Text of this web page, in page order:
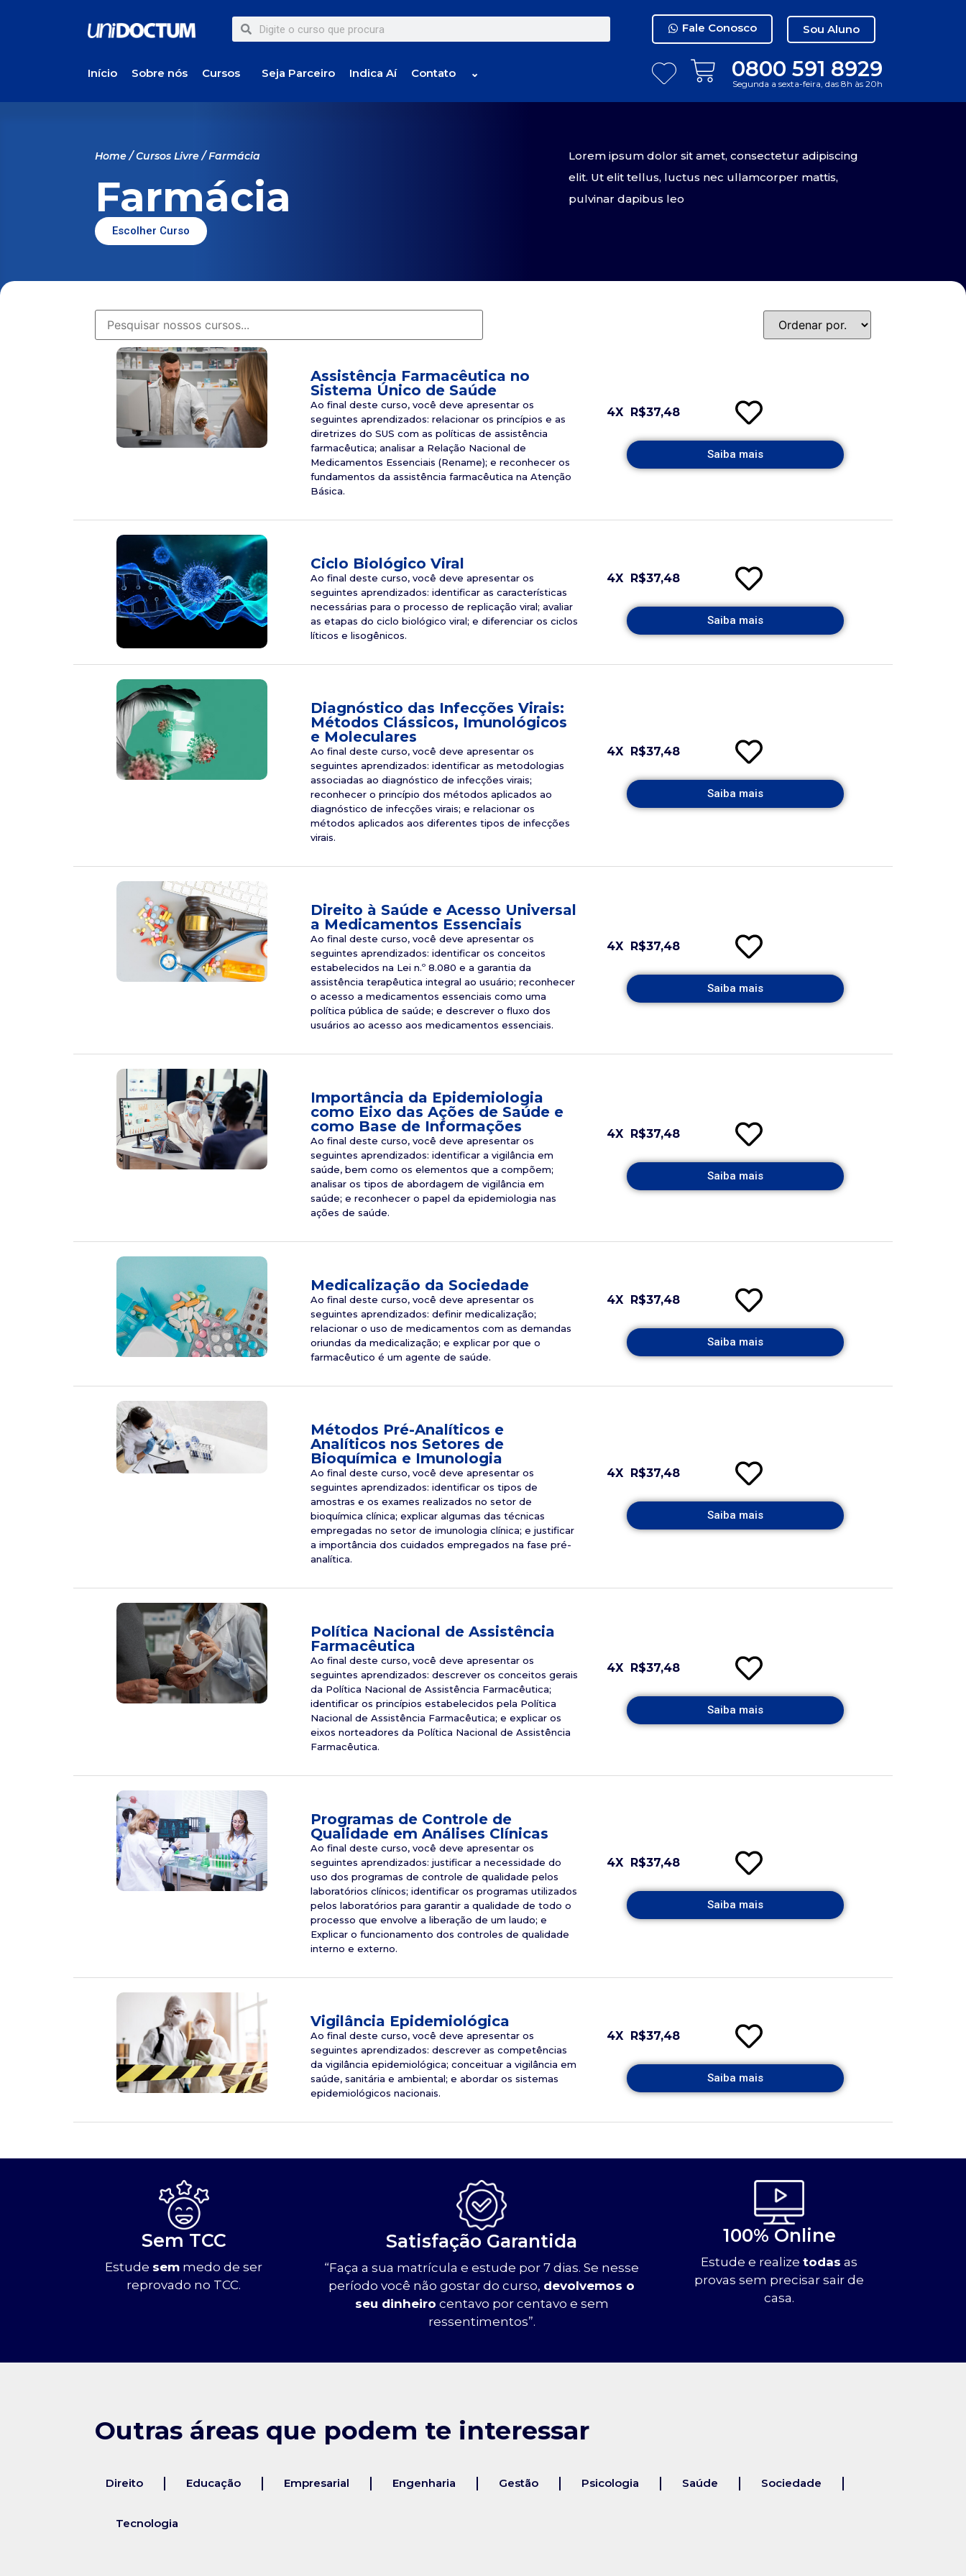
Fale Conosco Sou Aluno
Início Sobre nós Cursos Seja Parceiro Indica Aí Contato ⌄ 0800 591 8929
Segunda a sexta-feira, das 8h às 20h
Home/Cursos Livre/ Farmácia
Farmácia
Escolher Curso
Lorem ipsum dolor sit amet, consectetur adipiscing
elit. Ut elit tellus, luctus nec ullamcorper mattis,
pulvinar dapibus leo
Assistência Farmacêutica no
Sistema Único de Saúde
Ao final deste curso, você deve apresentar os
seguintes aprendizados: relacionar os princípios e as
diretrizes do SUS com as políticas de assistência
farmacêutica; analisar a Relação Nacional de
Medicamentos Essenciais (Rename); e reconhecer os
fundamentos da assistência farmacêutica na Atenção
Básica.
4X R$37,48
Saiba mais
Ciclo Biológico Viral
Ao final deste curso, você deve apresentar os
seguintes aprendizados: identificar as características
necessárias para o processo de replicação viral; avaliar
as etapas do ciclo biológico viral; e diferenciar os ciclos
líticos e lisogênicos.
4X R$37,48
Saiba mais
Diagnóstico das Infecções Virais:
Métodos Clássicos, Imunológicos
e Moleculares
Ao final deste curso, você deve apresentar os
seguintes aprendizados: identificar as metodologias
associadas ao diagnóstico de infecções virais;
reconhecer o princípio dos métodos aplicados ao
diagnóstico de infecções virais; e relacionar os
métodos aplicados aos diferentes tipos de infecções
virais.
4X R$37,48
Saiba mais
Direito à Saúde e Acesso Universal
a Medicamentos Essenciais
Ao final deste curso, você deve apresentar os
seguintes aprendizados: identificar os conceitos
estabelecidos na Lei n.º 8.080 e a garantia da
assistência terapêutica integral ao usuário; reconhecer
o acesso a medicamentos essenciais como uma
política pública de saúde; e descrever o fluxo dos
usuários ao acesso aos medicamentos essenciais.
4X R$37,48
Saiba mais
Importância da Epidemiologia
como Eixo das Ações de Saúde e
como Base de Informações
Ao final deste curso, você deve apresentar os
seguintes aprendizados: identificar a vigilância em
saúde, bem como os elementos que a compõem;
analisar os tipos de abordagem de vigilância em
saúde; e reconhecer o papel da epidemiologia nas
ações de saúde.
4X R$37,48
Saiba mais
Medicalização da Sociedade
Ao final deste curso, você deve apresentar os
seguintes aprendizados: definir medicalização;
relacionar o uso de medicamentos com as demandas
oriundas da medicalização; e explicar por que o
farmacêutico é um agente de saúde.
4X R$37,48
Saiba mais
Métodos Pré-Analíticos e
Analíticos nos Setores de
Bioquímica e Imunologia
Ao final deste curso, você deve apresentar os
seguintes aprendizados: identificar os tipos de
amostras e os exames realizados no setor de
bioquímica clínica; explicar algumas das técnicas
empregadas no setor de imunologia clínica; e justificar
a importância dos cuidados empregados na fase pré-
analítica.
4X R$37,48
Saiba mais
Política Nacional de Assistência
Farmacêutica
Ao final deste curso, você deve apresentar os
seguintes aprendizados: descrever os conceitos gerais
da Política Nacional de Assistência Farmacêutica;
identificar os princípios estabelecidos pela Política
Nacional de Assistência Farmacêutica; e explicar os
eixos norteadores da Política Nacional de Assistência
Farmacêutica.
4X R$37,48
Saiba mais
Programas de Controle de
Qualidade em Análises Clínicas
Ao final deste curso, você deve apresentar os
seguintes aprendizados: justificar a necessidade do
uso dos programas de controle de qualidade pelos
laboratórios clínicos; identificar os programas utilizados
pelos laboratórios para garantir a qualidade de todo o
processo que envolve a liberação de um laudo; e
Explicar o funcionamento dos controles de qualidade
interno e externo.
4X R$37,48
Saiba mais
Vigilância Epidemiológica
Ao final deste curso, você deve apresentar os
seguintes aprendizados: descrever as competências
da vigilância epidemiológica; conceituar a vigilância em
saúde, sanitária e ambiental; e abordar os sistemas
epidemiológicos nacionais.
4X R$37,48
Saiba mais
Sem TCC
Estude sem medo de ser
reprovado no TCC.
Satisfação Garantida
“Faça a sua matrícula e estude por 7 dias. Se nesse
período você não gostar do curso, devolvemos o
seu dinheiro centavo por centavo e sem
ressentimentos”.
100% Online
Estude e realizetodas as
provas sem precisar sair de
casa.
Outras áreas que podem te interessar
Direito Educação Empresarial Engenharia Gestão Psicologia Saúde Sociedade
Tecnologia